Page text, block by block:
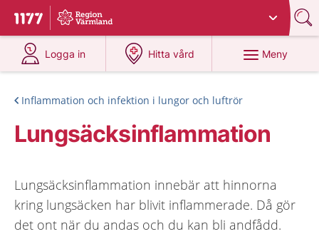
Till startsidan för 1177
Du har valt region
Logga in
på 1177.se
Hitta vård
på 1177.se
Meny
Inflammation och infektion i lungor och luftrör
Lungsäcksinflammation
Lungsäcksinflammation innebär att hinnorna
kring lungsäcken har blivit inflammerade. Då gör
det ont när du andas och du kan bli andfådd.